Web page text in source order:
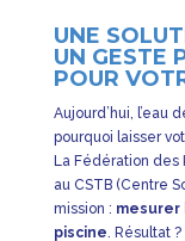
UNE
UN GESTE
POUR
Aujourd’hui, l’eau
pourquoi laisser
La Fédération des
au CSTB (Centre
mission : mesurer
piscine . Résultat